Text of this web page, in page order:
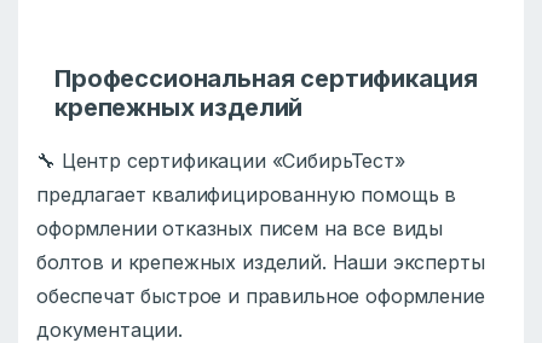
Профессиональная сертификация
крепежных изделий
🔧 Центр сертификации «СибирьТест»
предлагает квалифицированную помощь в
оформлении отказных писем на все виды
болтов и крепежных изделий. Наши эксперты
обеспечат быстрое и правильное оформление
документации.